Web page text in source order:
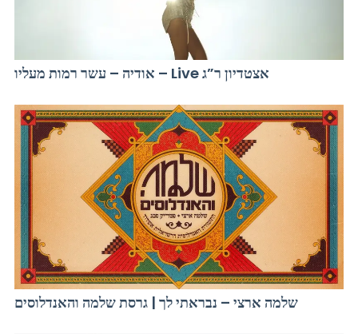
אודיה – עשר רמות מעליו – Live אצטדיון ר”ג
שלמה ארצי – נבראתי לך | גרסת שלמה והאנדלוסים